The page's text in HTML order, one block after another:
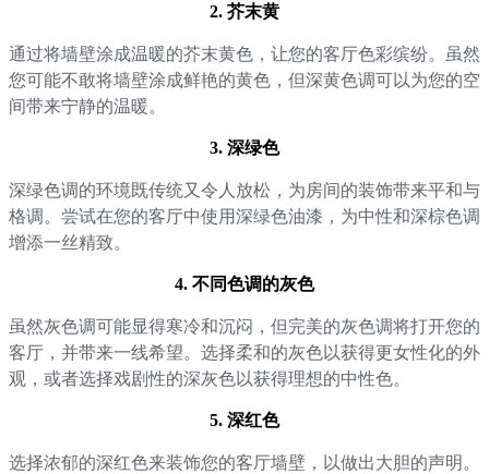
2. 芥末黄
通过将墙壁涂成温暖的芥末黄色，让您的客厅色彩缤纷。虽然
您可能不敢将墙壁涂成鲜艳的黄色，但深黄色调可以为您的空
间带来宁静的温暖。
3. 深绿色
深绿色调的环境既传统又令人放松，为房间的装饰带来平和与
格调。尝试在您的客厅中使用深绿色油漆，为中性和深棕色调
增添一丝精致。
4. 不同色调的灰色
虽然灰色调可能显得寒冷和沉闷，但完美的灰色调将打开您的
客厅，并带来一线希望。选择柔和的灰色以获得更女性化的外
观，或者选择戏剧性的深灰色以获得理想的中性色。
5. 深红色
选择浓郁的深红色来装饰您的客厅墙壁，以做出大胆的声明。